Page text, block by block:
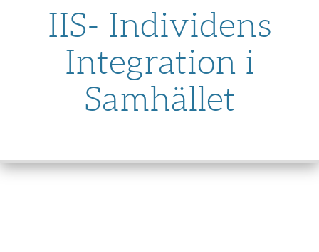
IIS- Individens
Integration i
Samhället